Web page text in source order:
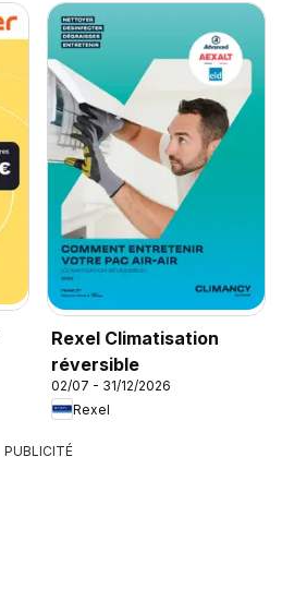
Rexel Climatisation
réversible
02/07 - 31/12/2026
Rexel
PUBLICITÉ